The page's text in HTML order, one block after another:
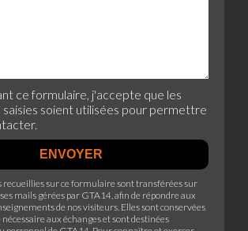
ce formulaire, j'accepte que les
soient utilisées pour permettre
recueillies sur ce formulaire sont transférées sur
mails gérées par GTA14, afin de répondre aux
de nos visiteurs. Elles sont conservées
aux échanges et sont destinées